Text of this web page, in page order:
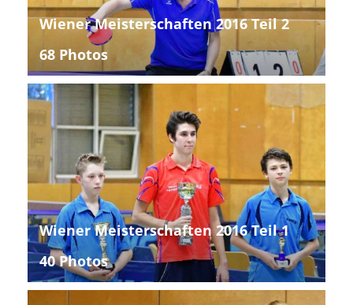
Wiener Meisterschaften 2016 Teil 2
68 Photos
Wiener Meisterschaften 2016 Teil 1
40 Photos